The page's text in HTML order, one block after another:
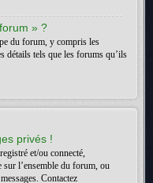
» ?
du forum, y compris les
détails tels que les forums qu’ils
privés !
et/ou connecté,
sur l’ensemble du forum, ou
Contactez